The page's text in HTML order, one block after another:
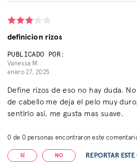
definicion rizos
PUBLICADO POR:
Vanessa M.
enero 27, 2025
Define rizos de eso no hay duda.
de cabello me deja el pelo muy
sentirlo asi, me gusta mas suave.
0 de 0 personas encontraron este
SÍ NO REPORTAR